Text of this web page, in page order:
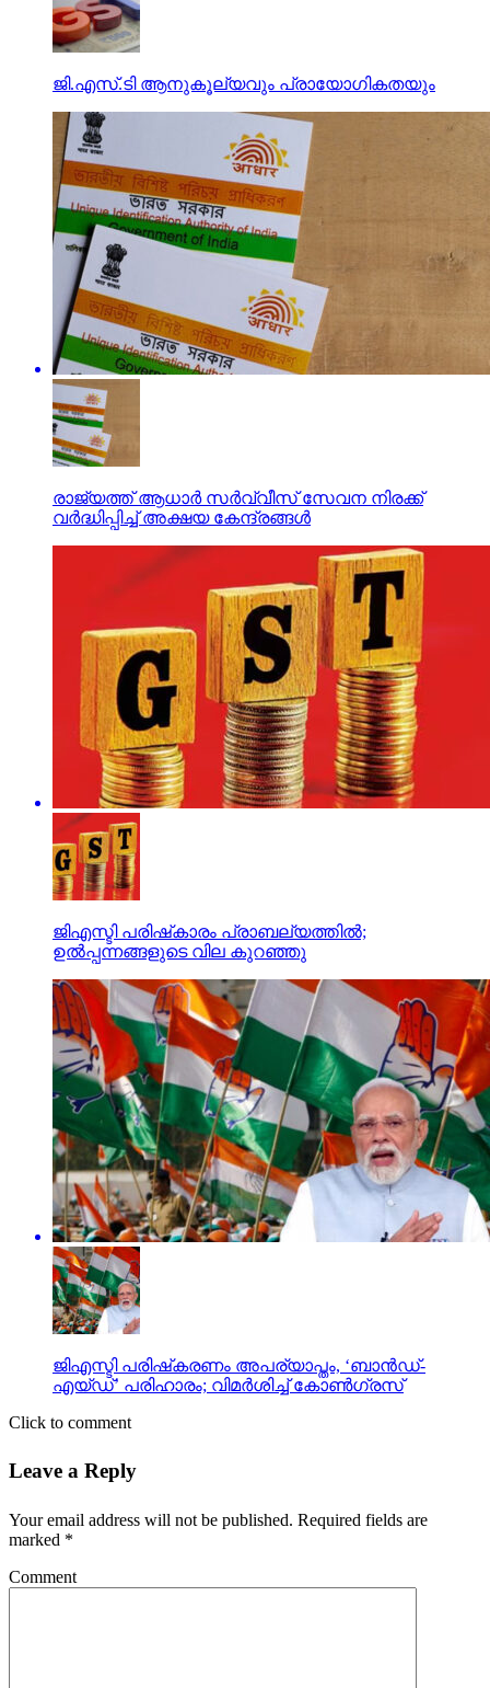
ജി.എസ്.ടി ആനുകൂല്യവും പ്രായോഗികതയും
രാജ്യത്ത് ആധാര്‍ സര്‍വ്വീസ് സേവന നിരക്ക്
വര്‍ദ്ധിപ്പിച്ച് അക്ഷയ കേന്ദ്രങ്ങള്‍
ജിഎസ്ടി പരിഷ്‌കാരം പ്രാബല്യത്തില്‍;
ഉല്‍പ്പന്നങ്ങളുടെ വില കുറഞ്ഞു
ജിഎസ്ടി പരിഷ്‌കരണം അപര്യാപ്തം, ‘ബാന്‍ഡ്-
എയ്ഡ്’ പരിഹാരം; വിമര്‍ശിച്ച് കോണ്‍ഗ്രസ്
Click to comment
Leave a Reply
Your email address will not be published. Required fields are
marked *
Comment